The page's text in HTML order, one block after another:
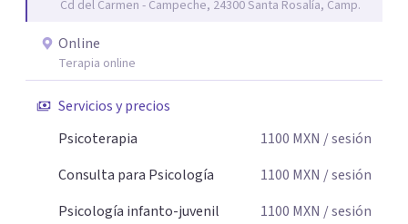
de cambio.
Cd del Carmen - Campeche, 24300 Santa Rosalía, Camp.
Online
Terapia online
Servicios y precios
Psicoterapia
1100 MXN / sesión
Consulta para Psicología
1100 MXN / sesión
Psicología infanto-juvenil
1100 MXN / sesión